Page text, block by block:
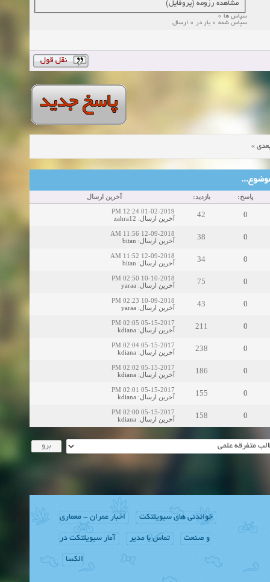
مشاهده رزومه (پروفایل)
سپاس ها 0
سپاس شده 0 بار در 0 ارسال
»
پاسخ: بازدید: آخرین ارسال
0
42
01-02-2019 12:24 PM
آخرین ارسال:
zahra12
0
38
12-09-2018 11:56 AM
آخرین ارسال:
bitan
0
34
12-09-2018 11:52 AM
آخرین ارسال:
bitan
0
75
10-10-2018 02:50 PM
آخرین ارسال:
yaraa
0
43
10-09-2018 02:23 PM
آخرین ارسال:
yaraa
0
211
05-15-2017 02:05 PM
آخرین ارسال:
kdiana
0
238
05-15-2017 02:04 PM
آخرین ارسال:
kdiana
0
186
05-15-2017 02:02 PM
آخرین ارسال:
kdiana
0
155
05-15-2017 02:01 PM
آخرین ارسال:
kdiana
0
158
05-15-2017 02:00 PM
آخرین ارسال:
kdiana
خواندنی های سیویلتکت اخبار عمران - معماری
و صنعت تماس با مدیر آمار سیویلتکت در
الکسا